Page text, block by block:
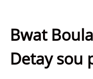
Bwat
Detay sou